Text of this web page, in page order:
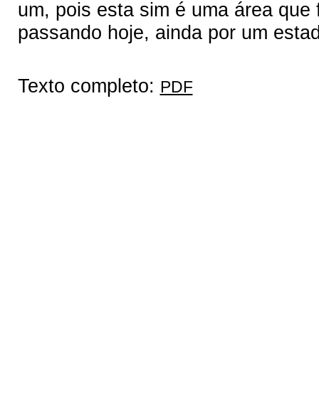
um, pois esta sim é uma área
passando hoje, ainda por um
Texto completo: PDF